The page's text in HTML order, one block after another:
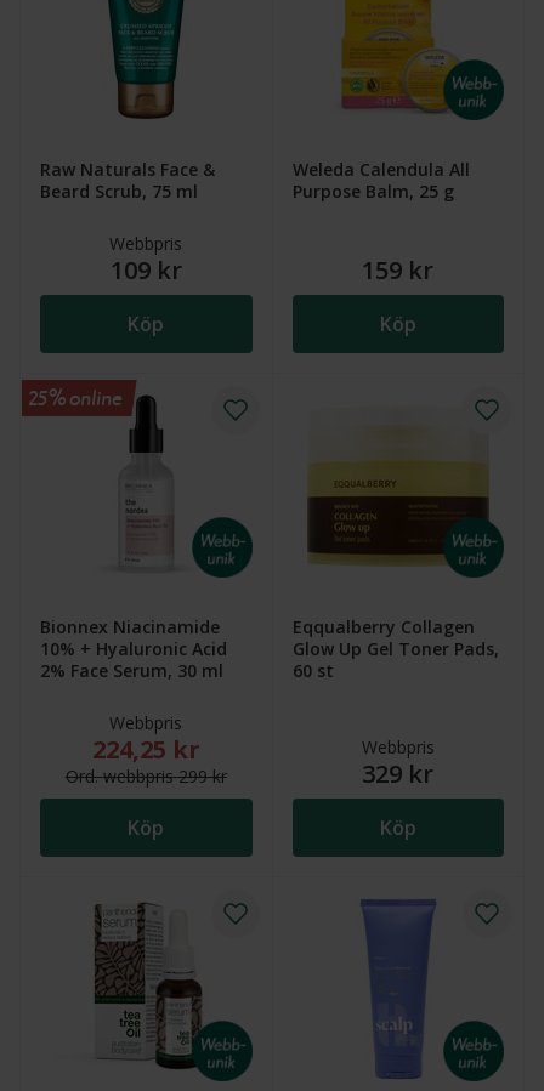
Raw Naturals Face &
Beard Scrub, 75 ml
Webbpris
109 kr
Köp
Weleda Calendula All
Purpose Balm, 25 g
159 kr
Köp
Bionnex Niacinamide
10% + Hyaluronic Acid
2% Face Serum, 30 ml
Webbpris
Nytt reducerat pris: 224,25 kr. Ordinarie webbpris
224,25 kr
Ord.webbpris299 kr
Köp
25% online
Eqqualberry Collagen
Glow Up Gel Toner Pads,
60 st
Webbpris
329 kr
Köp